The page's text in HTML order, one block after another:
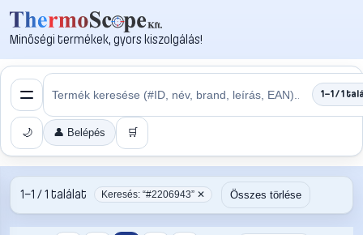
Minőségi termékek, gyors kiszolgálás!
1–1 / 1
🌙 👤 Belépés 🛒
1–1 / 1 találat Keresés: “#2206943” ✕ Összes törlése